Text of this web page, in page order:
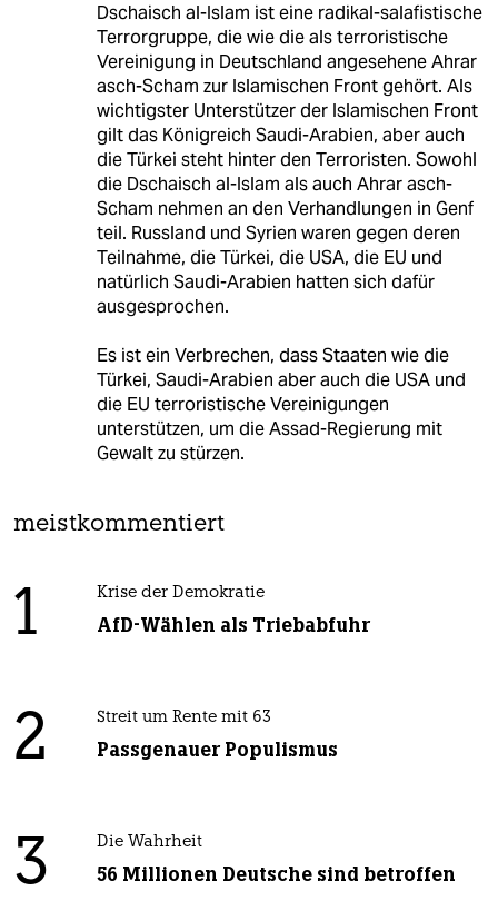
Dschaisch al-Islam ist eine radikal-salafistische
Terrorgruppe, die wie die als terroristische
Vereinigung in Deutschland angesehene Ahrar
asch-Scham zur Islamischen Front gehört. Als
wichtigster Unterstützer der Islamischen Front
gilt das Königreich Saudi-Arabien, aber auch
die Türkei steht hinter den Terroristen. Sowohl
die Dschaisch al-Islam als auch Ahrar asch-
Scham nehmen an den Verhandlungen in Genf
teil. Russland und Syrien waren gegen deren
Teilnahme, die Türkei, die USA, die EU und
natürlich Saudi-Arabien hatten sich dafür
ausgesprochen.
Es ist ein Verbrechen, dass Staaten wie die
Türkei, Saudi-Arabien aber auch die USA und
die EU terroristische Vereinigungen
unterstützen, um die Assad-Regierung mit
Gewalt zu stürzen.
meistkommentiert
1 Krise der Demokratie
AfD-Wählen als Triebabfuhr
2 Streit um Rente mit 63
Passgenauer Populismus
3 Die Wahrheit
56 Millionen Deutsche sind betroffen